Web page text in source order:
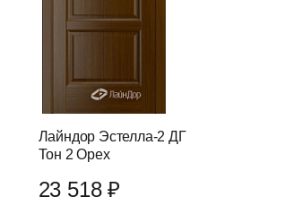
Лайндор Эстелла-2 ДГ
Тон 2 Орех
23 518 ₽